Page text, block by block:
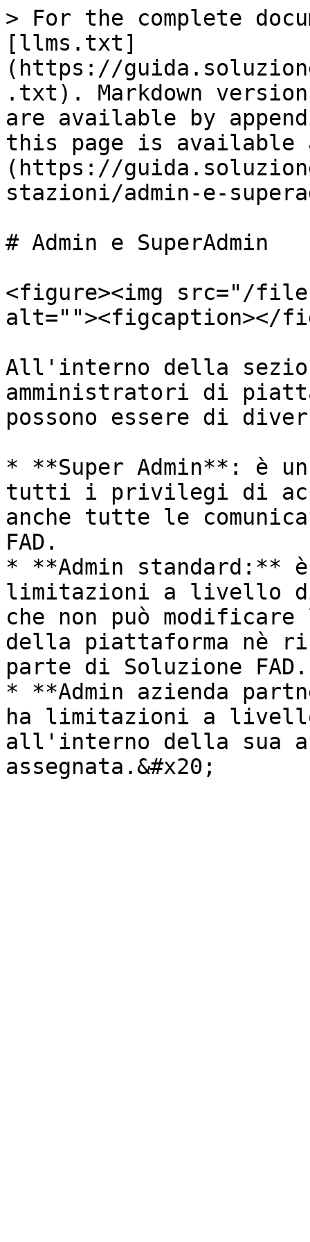
> For the complete
[llms.txt]
(https://
.txt). Markdown
are available by
this page is available
(https://
stazioni/admin-e-
# Admin e SuperAdmin
<figure><img src="/files/
alt=""><figcaption></
All'interno della
amministratori di
possono essere di
* **Super Admin**: è
tutti i privilegi di
anche tutte le
FAD.
* **Admin standard:**
limitazioni a livello
che non può
della piattaforma nè
parte di Soluzione FAD.
* **Admin azienda
ha limitazioni a
all'interno della sua